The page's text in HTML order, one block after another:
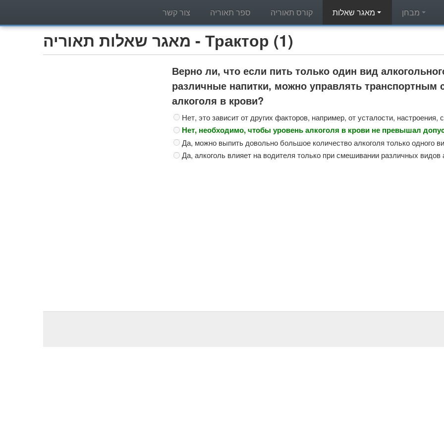
קורס תאוריה ספר תאוריה צור קשר
מאגר שאלות תאוריה - Трактор (1)
Верно ли, что если пить только один вид
различные напитки, можно управлять транспортным
алкоголя в крови?
Нет, это зависит от других факторов, например, от усталости, настроения,
Нет, необходимо, чтобы уровень алкоголя в крови не превышал
Да, можно выпить довольно большое количество алкоголя только одного
Да, алкоголь влияет на водителя только при смешивании различных видов